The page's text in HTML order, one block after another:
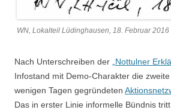
WN, Lokalteil Lüdinghausen, 18. Februar 2016
Nach Unterschreiben der „Nottulner
Infostand mit Demo-Charakter die
wenigen Tagen gegründeten
Das in erster Linie informelle Bündnis